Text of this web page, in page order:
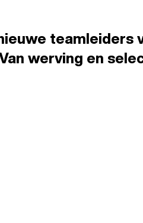
teamleiders
werving en